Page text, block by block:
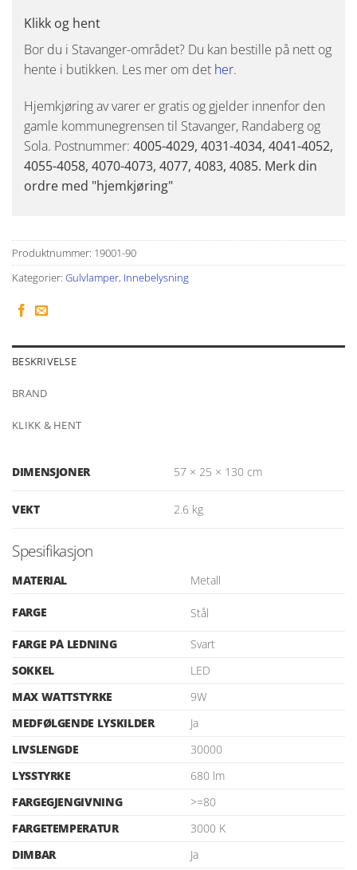
Klikk og hent
Bor du i Stavanger-området? Du kan bestille på nett og
hente i butikken. Les mer om det her.
Hjemkjøring av varer er gratis og gjelder innenfor den
gamle kommunegrensen til Stavanger, Randaberg og
Sola. Postnummer: 4005-4029, 4031-4034, 4041-4052,
4055-4058, 4070-4073, 4077, 4083, 4085. Merk din
ordre med "hjemkjøring"
Produktnummer: 19001-90
Kategorier: Gulvlamper, Innebelysning
BESKRIVELSE
BRAND
KLIKK & HENT
DIMENSJONER 57 × 25 × 130 cm
VEKT 2.6 kg
Spesifikasjon
MATERIAL Metall
FARGE Stål
FARGE PÅ LEDNING
Svart
SOKKEL
LED
MAX WATTSTYRKE
9W
MEDFØLGENDE LYSKILDER
Ja
LIVSLENGDE
30000
LYSSTYRKE
680 lm
FARGEGJENGIVNING
>=80
FARGETEMPERATUR
3000 K
DIMBAR
Ja